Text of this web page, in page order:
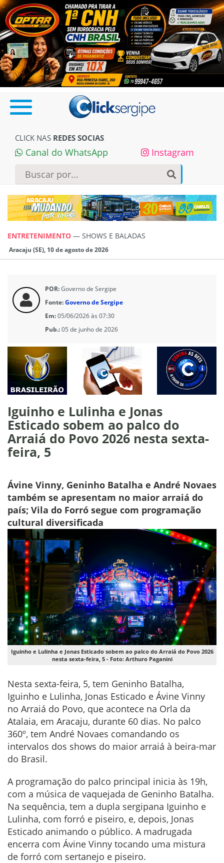
CLICK NAS REDES SOCIAS
Canal do WhatsApp Instagram
ENTRETENIMENTO — SHOWS E BALADAS
Aracaju (SE), 10 de agosto de 2026
POR:Governo de Sergipe
Fonte:Governo de Sergipe
Em:05/06/2026 às 07:30
Pub.:05 de junho de 2026
Iguinho e Lulinha e Jonas
Esticado sobem ao palco do
Arraiá do Povo 2026 nesta sexta-
feira, 5
Ávine Vinny, Geninho Batalha e André Novaes
também se apresentam no maior arraiá do
país; Vila do Forró segue com programação
cultural diversificada
Iguinho e Lulinha e Jonas Esticado sobem ao palco do Arraiá do Povo 2026
nesta sexta-feira, 5 - Foto: Arthuro Paganini
Nesta sexta-feira, 5, tem Geninho Batalha,
Iguinho e Lulinha, Jonas Esticado e Ávine Vinny
no Arraiá do Povo, que acontece na Orla da
Atalaia, em Aracaju, durante 60 dias. No palco
360º, tem André Novaes comandando os
intervalos dos shows do maior arraiá à beira-mar
do Brasil.
A programação do palco principal inicia às 19h,
com a música de vaquejada de Geninho Batalha.
Na sequência, tem a dupla sergipana Iguinho e
Lulinha, com forró e piseiro, e, depois, Jonas
Esticado animando o público. A madrugada
encerra com Ávine Vinny tocando uma mistura
de forró com sertanejo e piseiro.